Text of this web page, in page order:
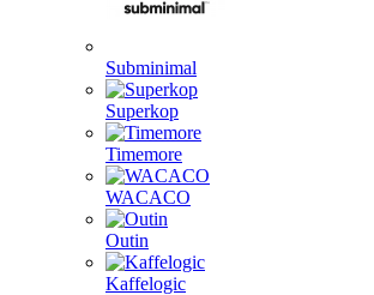
Subminimal
Superkop
Timemore
WACACO
Outin
Kaffelogic